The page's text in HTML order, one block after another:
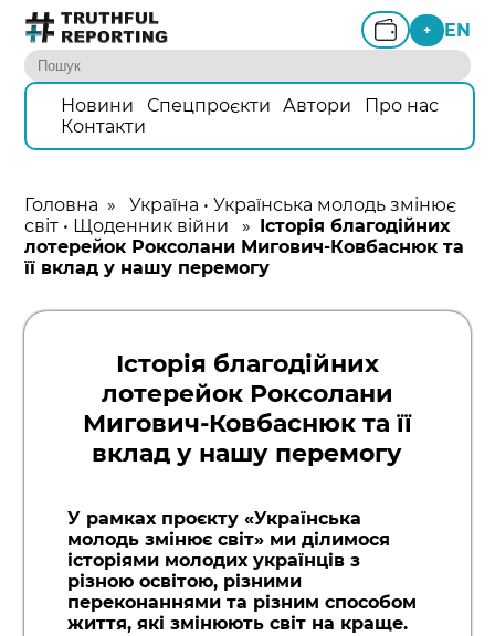
+ EN
Новини Спецпроєкти Автори
Про нас
Контакти
Головна »Україна •Українська молодь змінює
світ • Щоденник війни » Історія благодійних
лотерейок Роксолани Мигович-Ковбаснюк та
її вклад у нашу перемогу
Історія благодійних
лотерейок Роксолани
Мигович-Ковбаснюк та її
вклад у нашу перемогу
У рамках проєкту «Українська
молодь змінює світ» ми ділимося
історіями молодих українців з
різною освітою, різними
переконаннями та різним способом
життя, які змінюють світ на краще.